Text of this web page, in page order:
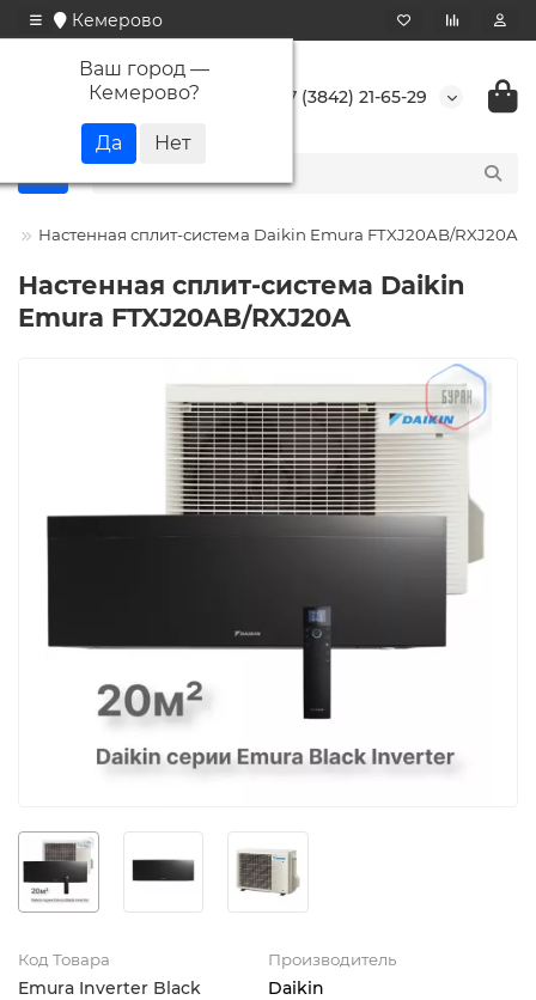
Кемерово
Ваш город —
Кемерово? +7 (3842) 21-65-29
Настенная сплит-система Daikin Emura FTXJ20AB/RXJ20A
Настенная сплит-система Daikin
Emura FTXJ20AB/RXJ20A
Код Товара
Emura Inverter Black
Производитель
Daikin